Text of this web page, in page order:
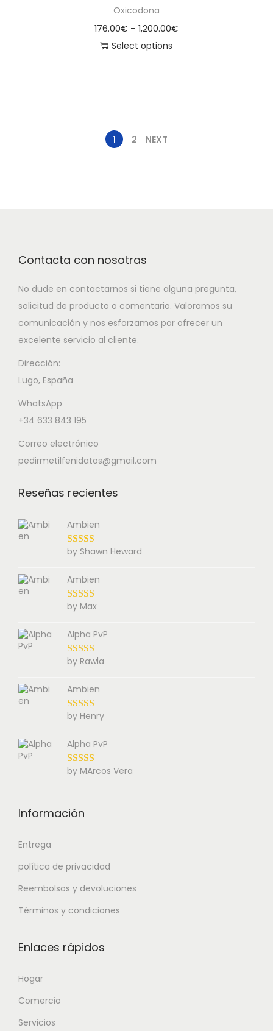
Oxicodona
176.00€ – 1,200.00€
Select options
1 2 NEXT
Contacta con nosotras
No dude en contactarnos si tiene alguna pregunta,
solicitud de producto o comentario. Valoramos su
comunicación y nos esforzamos por ofrecer un
excelente servicio al cliente.
Dirección:
Lugo, España
WhatsApp
+34 633 843 195
Correo electrónico
pedirmetilfenidatos@gmail.com
Reseñas recientes
Ambien
by Shawn Heward
Ambien
by Max
Alpha PvP
by Rawla
Ambien
by Henry
Alpha PvP
by MArcos Vera
Información
Entrega
política de privacidad
Reembolsos y devoluciones
Términos y condiciones
Enlaces rápidos
Hogar
Comercio
Servicios